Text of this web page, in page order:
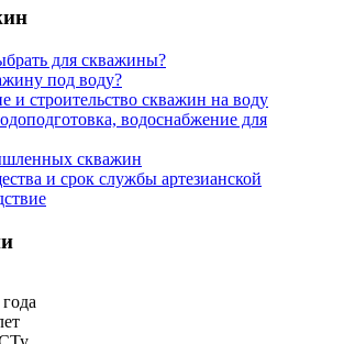
для скважины?
под воду?
и строительство скважин на воду
водоснабжение для
скважин
и срок службы артезианской